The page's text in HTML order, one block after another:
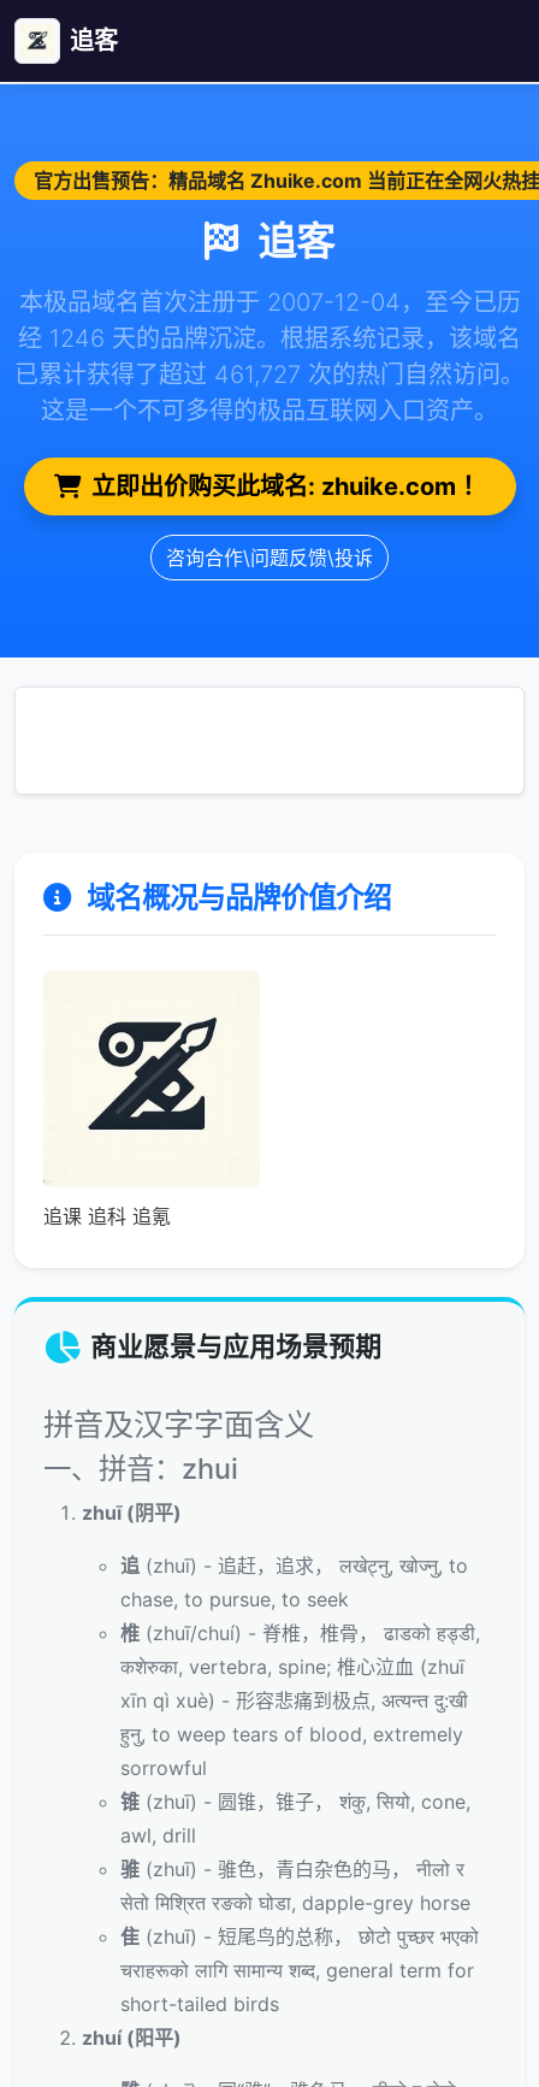
追客
官方出售预告：精品域名 Zhuike.com 当前正在全网火热
追客
本极品域名首次注册于 2007-12-04，至今已历
经 1246 天的品牌沉淀。根据系统记录，该域名
已累计获得了超过 461,727 次的热门自然访问。
这是一个不可多得的极品互联网入口资产。
立即出价购买此域名: zhuike.com ！
咨询合作\问题反馈\投诉
域名概况与品牌价值介绍
追课 追科 追氪
商业愿景与应用场景预期
拼音及汉字字面含义
一、拼音：zhui
zhuī (阴平)
追(zhuī) - 追赶，追求， लखेट्नु, खोज्नु, to
chase, to pursue, to seek
椎 (zhuī/chuí) - 脊椎，椎骨， ढाडको हड्डी,
कशेरुका, vertebra, spine; 椎心泣血 (zhuī
xīn qì xuè) - 形容悲痛到极点, अत्यन्त दु:खी
हुनु, to weep tears of blood, extremely
sorrowful
锥 (zhuī) - 圆锥，锥子， शंकु, सियो, cone,
awl, drill
骓 (zhuī) - 骓色，青白杂色的马， नीलो र
सेतो मिश्रित रङको घोडा, dapple-grey horse
隹 (zhuī) - 短尾鸟的总称， छोटो पुच्छर भएको
चराहरूको लागि सामान्य शब्द, general term for
short-tailed birds
zhuí (阳平)